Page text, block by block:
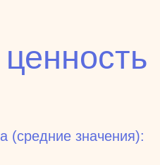
(средние значения):